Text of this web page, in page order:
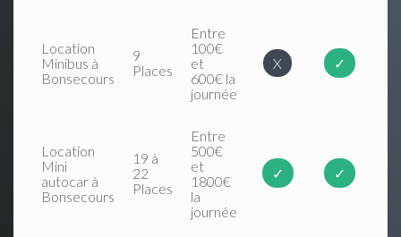
Location
Minibus à
Bonsecours
9
Places
Entre
100€
et
600€ la
journée
X ✓
Location
Mini
autocar à
Bonsecours
19 à
22
Places
Entre
500€
et
1800€
la
journée
✓ ✓